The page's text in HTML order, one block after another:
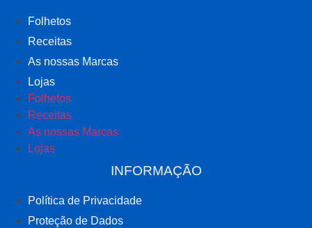
Folhetos
Receitas
As nossas Marcas
Lojas
Folhetos
Receitas
As nossas Marcas
Lojas
INFORMAÇÃO
Política de Privacidade
Proteção de Dados